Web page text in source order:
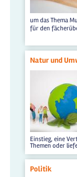
um das Thema
für den
Natur und
Einstieg, eine
Themen oder
Politik